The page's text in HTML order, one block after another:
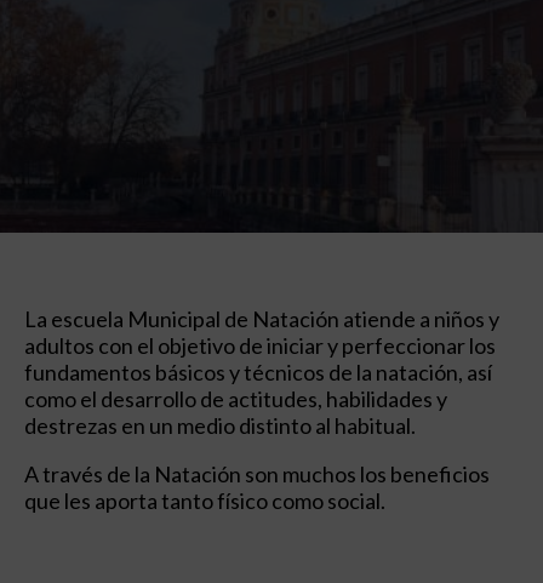
La escuela Municipal de Natación atiende a niños y
adultos con el objetivo de iniciar y perfeccionar los
fundamentos básicos y técnicos de la natación, así
como el desarrollo de actitudes, habilidades y
destrezas en un medio distinto al habitual.
A través de la Natación son muchos los beneficios
que les aporta tanto físico como social.